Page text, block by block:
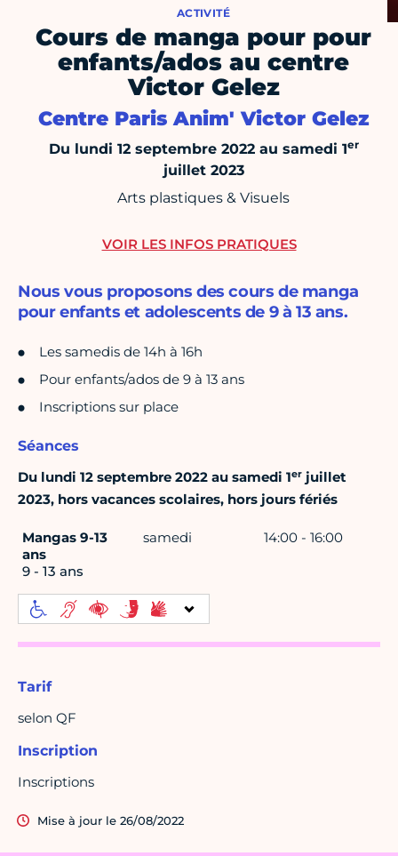
ACTIVITÉ
Cours de manga pour pour
enfants/ados au centre
Victor Gelez
Centre Paris Anim' Victor Gelez
Du lundi 12 septembre 2022 au samedi 1er
juillet 2023
Arts plastiques & Visuels
Nous vous proposons des cours de manga
pour enfants et adolescents de 9 à 13 ans.
Les samedis de 14h à 16h
Pour enfants/ados de 9 à 13 ans
Inscriptions sur place
Séances
Du lundi 12 septembre 2022 au samedi 1er juillet
2023, hors vacances scolaires, hors jours fériés
Mangas 9-13
ans
9 - 13 ans
samedi 14:00 - 16:00
Tarif
selon QF
Inscription
Inscriptions
Mise à jour le 26/08/2022
VOIR LES INFOS PRATIQUES